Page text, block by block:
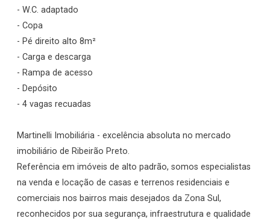
- W.C. adaptado
- Copa
- Pé direito alto 8m²
- Carga e descarga
- Rampa de acesso
- Depósito
- 4 vagas recuadas
Martinelli Imobiliária - excelência absoluta no mercado
imobiliário de Ribeirão Preto.
Referência em imóveis de alto padrão, somos especialistas
na venda e locação de casas e terrenos residenciais e
comerciais nos bairros mais desejados da Zona Sul,
reconhecidos por sua segurança, infraestrutura e qualidade